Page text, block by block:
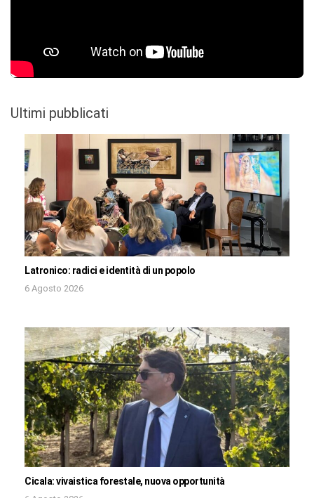
Ultimi pubblicati
Latronico: radici e identità di un popolo
6 Agosto 2026
Cicala: vivaistica forestale, nuova opportunità